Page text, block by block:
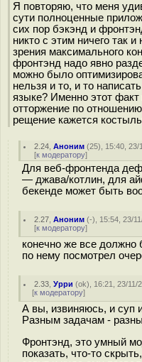
Я повторяю, что меня
сути полноценные
сих пор бэкэнд и
никто с этим ничего так
зрения максимального
фронтэнд надо явно
можно было
нельзя и то, и то
языке? Именно этот
отторжение по
рещение кажется
2.24 ,Аноним (25), 15:40, 23/
[к модератору]
Для веб-фронтенда
— джава/котлин, для
бекенде может быть
2.27 ,Аноним (-), 15:54, 23/
[к модератору]
конечно же все должно
по нему посмотрел
2.33 ,Урри (ok), 16:21, 23/11/
[к модератору]
А вы, извиняюсь, и суп
Разным задачам -
Фронтэнд, это умный
показать, что-то